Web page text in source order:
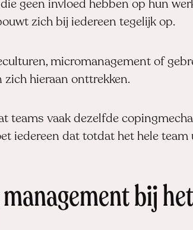
die geen invloed hebben op hun
zich bij iedereen tegelijk op.
micromanagement of
hieraan onttrekken.
teams vaak dezelfde
iedereen dat totdat het hele team
bij